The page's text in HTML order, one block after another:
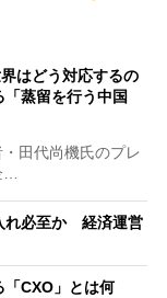
はどう対応するの
蒸留を行う中国
田代尚機氏のプレ
れ必至か 経済運営
「CXO」とは何